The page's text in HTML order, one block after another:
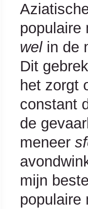
populaire
welin de
Dit
het zorgt
constant
de
meneer
mijn
populaire